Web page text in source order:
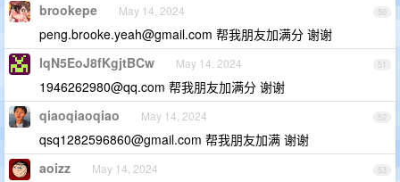
50
brookepe May 14, 2024
peng.brooke.yeah@gmail.com 帮我朋友加满分 谢谢
51
lqN5EoJ8fKgjtBCw May 14, 2024
1946262980@qq.com 帮我朋友加满分 谢谢
52
qiaoqiaoqiao May 14, 2024
qsq1282596860@gmail.com 帮我朋友加满 谢谢
53
aoizz May 14, 2024